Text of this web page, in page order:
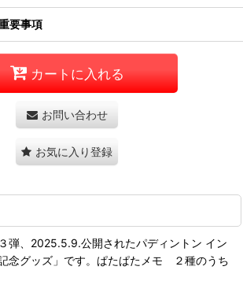
要事項
カートに入れる
お問い合わせ
お気に入り登録
弾、2025.5.9.公開されたパディントン イン
念グッズ」です。ぱたぱたメモ ２種のうち